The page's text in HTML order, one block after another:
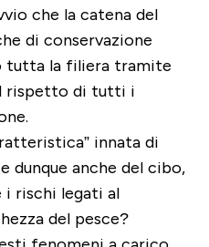
che la catena del
di conservazione
tutta la filiera tramite
rispetto di tutti i
innata di
anche del cibo,
i rischi legati al
del pesce?